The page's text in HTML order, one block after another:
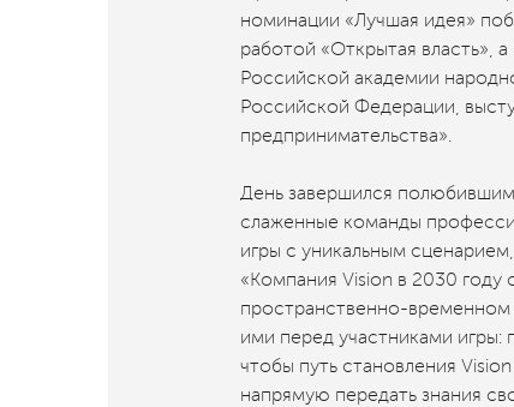
номинации «Лучшая идея»
работой «Открытая власть»,
Российской академии
Российской Федерации,
предпринимательства».
День завершился
слаженные команды
игры с уникальным
«Компания Vision в 2030 году
пространственно-
ими перед участниками игры:
чтобы путь становления
напрямую передать знания